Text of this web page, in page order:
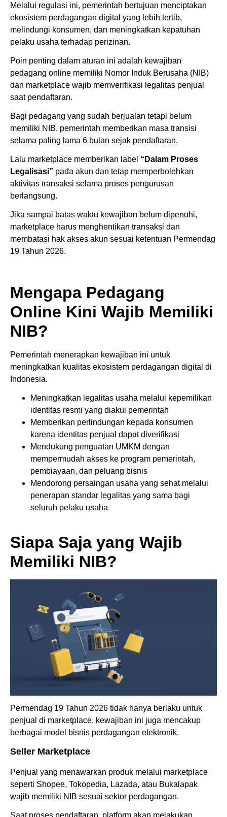
Melalui regulasi ini, pemerintah bertujuan menciptakan
ekosistem perdagangan digital yang lebih tertib,
melindungi konsumen, dan meningkatkan kepatuhan
pelaku usaha terhadap perizinan.
Poin penting dalam aturan ini adalah kewajiban
pedagang online memiliki Nomor Induk Berusaha (NIB)
dan marketplace wajib memverifikasi legalitas penjual
saat pendaftaran.
Bagi pedagang yang sudah berjualan tetapi belum
memiliki NIB, pemerintah memberikan masa transisi
selama paling lama 6 bulan sejak pendaftaran.
Lalu marketplace memberikan label “Dalam Proses
Legalisasi” pada akun dan tetap memperbolehkan
aktivitas transaksi selama proses pengurusan
berlangsung.
Jika sampai batas waktu kewajiban belum dipenuhi,
marketplace harus menghentikan transaksi dan
membatasi hak akses akun sesuai ketentuan Permendag
19 Tahun 2026.
Mengapa Pedagang
Online Kini Wajib Memiliki
NIB?
Pemerintah menerapkan kewajiban ini untuk
meningkatkan kualitas ekosistem perdagangan digital di
Indonesia.
Meningkatkan legalitas usaha melalui kepemilikan
identitas resmi yang diakui pemerintah
Memberikan perlindungan kepada konsumen
karena identitas penjual dapat diverifikasi
Mendukung penguatan UMKM dengan
mempermudah akses ke program pemerintah,
pembiayaan, dan peluang bisnis
Mendorong persaingan usaha yang sehat melalui
penerapan standar legalitas yang sama bagi
seluruh pelaku usaha
Siapa Saja yang Wajib
Memiliki NIB?
Permendag 19 Tahun 2026 tidak hanya berlaku untuk
penjual di marketplace, kewajiban ini juga mencakup
berbagai model bisnis perdagangan elektronik.
Seller Marketplace
Penjual yang menawarkan produk melalui marketplace
seperti Shopee, Tokopedia, Lazada, atau Bukalapak
wajib memiliki NIB sesuai sektor perdagangan.